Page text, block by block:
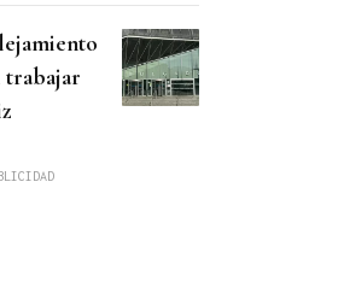
trabajar